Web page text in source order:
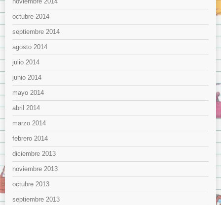
octubre 2014
septiembre 2014
agosto 2014
julio 2014
junio 2014
mayo 2014
abril 2014
marzo 2014
febrero 2014
diciembre 2013
noviembre 2013
octubre 2013
septiembre 2013